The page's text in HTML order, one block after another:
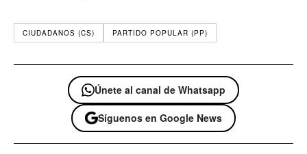
CIUDADANOS (CS) PARTIDO POPULAR (PP)
Únete al canal de Whatsapp
Síguenos en Google News